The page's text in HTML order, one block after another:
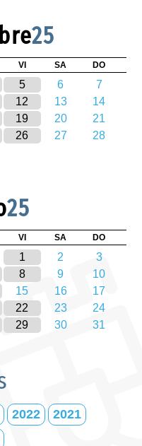
25
VI SA DO
5 6
7
12 13
14
19 20
21
26 27
28
25
VI SA DO
1 2
3
8 9
10
15 16
17
22 23
24
29 30 31
2022
2021